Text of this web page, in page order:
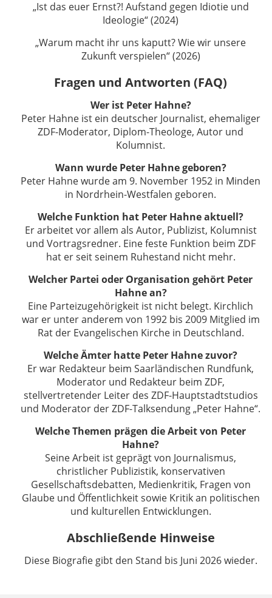
„Ist das euer Ernst?! Aufstand gegen Idiotie und
Ideologie“ (2024)
„Warum macht ihr uns kaputt? Wie wir unsere
Zukunft verspielen“ (2026)
Fragen und Antworten (FAQ)
Wer ist Peter Hahne?
Peter Hahne ist ein deutscher Journalist, ehemaliger
ZDF-Moderator, Diplom-Theologe, Autor und
Kolumnist.
Wann wurde Peter Hahne geboren?
Peter Hahne wurde am 9. November 1952 in Minden
in Nordrhein-Westfalen geboren.
Welche Funktion hat Peter Hahne aktuell?
Er arbeitet vor allem als Autor, Publizist, Kolumnist
und Vortragsredner. Eine feste Funktion beim ZDF
hat er seit seinem Ruhestand nicht mehr.
Welcher Partei oder Organisation gehört Peter
Hahne an?
Eine Parteizugehörigkeit ist nicht belegt. Kirchlich
war er unter anderem von 1992 bis 2009 Mitglied im
Rat der Evangelischen Kirche in Deutschland.
Welche Ämter hatte Peter Hahne zuvor?
Er war Redakteur beim Saarländischen Rundfunk,
Moderator und Redakteur beim ZDF,
stellvertretender Leiter des ZDF-Hauptstadtstudios
und Moderator der ZDF-Talksendung „Peter Hahne“.
Welche Themen prägen die Arbeit von Peter
Hahne?
Seine Arbeit ist geprägt von Journalismus,
christlicher Publizistik, konservativen
Gesellschaftsdebatten, Medienkritik, Fragen von
Glaube und Öffentlichkeit sowie Kritik an politischen
und kulturellen Entwicklungen.
Abschließende Hinweise
Diese Biografie gibt den Stand bis Juni 2026 wieder.